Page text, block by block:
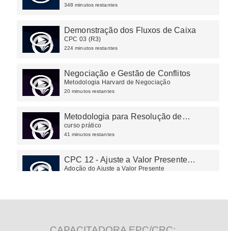
348 minutos restantes
Demonstração dos Fluxos de Caixa
CPC 03 (R3)
224 minutos restantes
Negociação e Gestão de Conflitos
Metodologia Harvard de Negociação
20 minutos restantes
Metodologia para Resolução de
Problemas (8D)
curso prático
41 minutos restantes
CPC 12 - Ajuste a Valor Presente
(Atualizado Março/24)
Adoção do Ajuste a Valor Presente